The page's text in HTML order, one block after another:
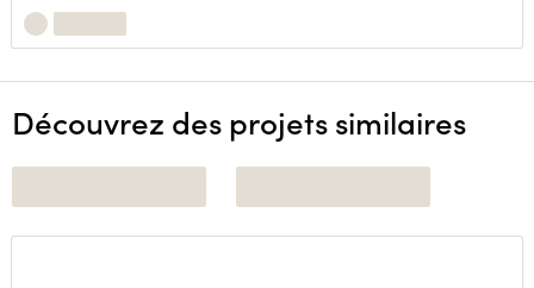
Découvrez des projets similaires